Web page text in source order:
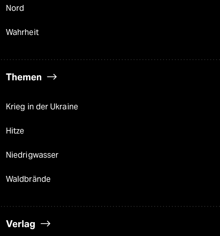
Nord
Wahrheit
Themen
Krieg in der Ukraine
Hitze
Niedrigwasser
Waldbrände
Verlag